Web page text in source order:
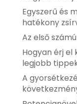
Egyszerű és
hatékony
Az első
Hogyan érj
legjobb
A